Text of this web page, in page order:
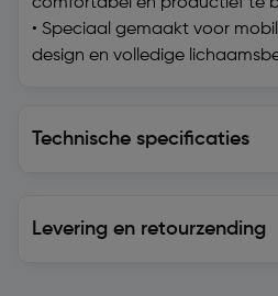
• Speciaal gemaakt voor
design en volledige
Technische specificaties
Levering en retourzending